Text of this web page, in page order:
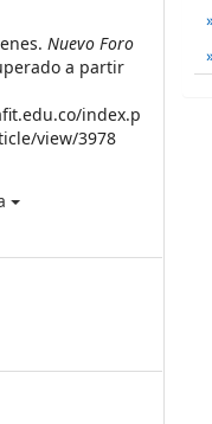
Nuevo Foro
a partir
index.p
view/3978